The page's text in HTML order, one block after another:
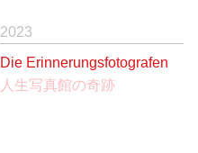
2023
Die Erinnerungsfotografen
人生写真館の奇跡